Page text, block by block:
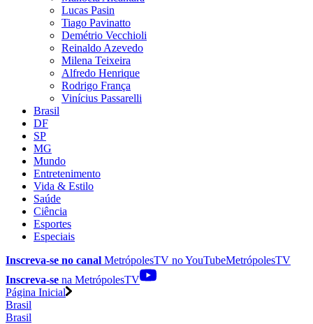
Lucas Pasin
Tiago Pavinatto
Demétrio Vecchioli
Reinaldo Azevedo
Milena Teixeira
Alfredo Henrique
Rodrigo França
Vinícius Passarelli
Brasil
DF
SP
MG
Mundo
Entretenimento
Vida & Estilo
Saúde
Ciência
Esportes
Especiais
Inscreva-se no canal MetrópolesTV noYouTubeMetrópolesTV
Inscreva-se na MetrópolesTV
Página Inicial
Brasil
Brasil